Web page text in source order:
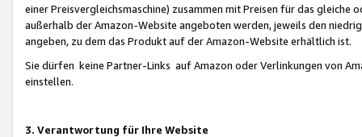
einer Preisvergleichsmaschine) zusammen mit Preisen für das
außerhalb der Amazon-Website angeboten werden, jeweils den
angeben, zu dem das Produkt auf der Amazon-Website erhältlich ist.
Sie dürfen keine Partner-Links auf Amazon oder Verlinkungen von
einstellen.
3. Verantwortung für Ihre Website